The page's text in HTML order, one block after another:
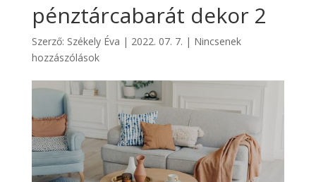
pénztárcabarát dekor 2
Szerző: Székely Éva | 2022. 07. 7. | Nincsenek
hozzászólások